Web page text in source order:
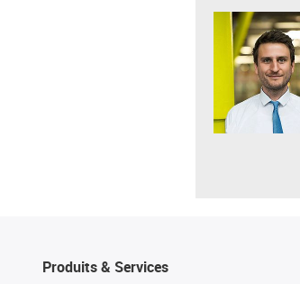
Produits & Services